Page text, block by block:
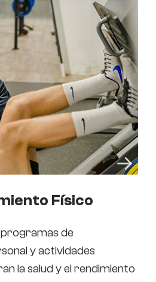
Físico
de
y actividades
la salud y el rendimiento